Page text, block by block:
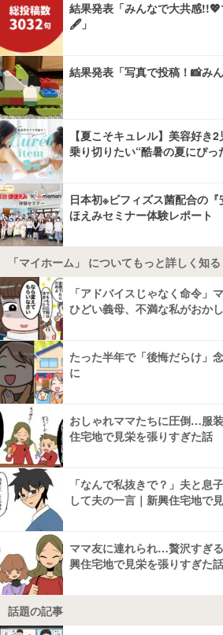
結果発表「みんなで大共感
🖋️」
結果発表「写真で投稿！📸み
【夏こそキュレル】美容好き
乗り切りたい“酷暑の夏にぴ
日本初※ビフィズス菌配合の
ほえみセミナー体験レポート
「マイホーム」 についてもっと詳しく知る
「アドバイスじゃなく命令」
ひどい義母、不満な私がおか
たった半年で「後悔だらけ」
に
おしゃれママたちに圧倒…服
住宅地で見栄を張りすぎた話
「なんで私抜きで？」夫と
して夫の一言｜新興住宅地で
ママ友に連れられ…贅沢すぎ
興住宅地で見栄を張りすぎた話
話題の記事